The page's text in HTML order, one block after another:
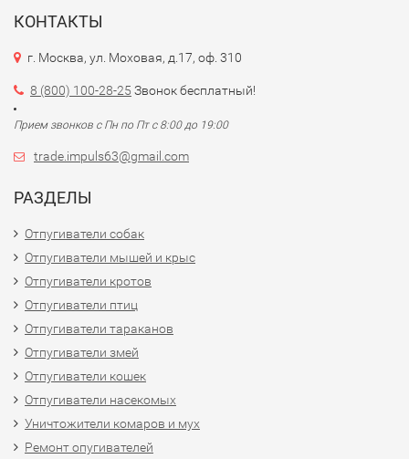
КОНТАКТЫ
г. Москва, ул. Моховая, д.17, оф. 310
8 (800) 100-28-25 Звонок бесплатный!
Прием звонков с Пн по Пт с 8:00 до 19:00
trade.impuls63@gmail.com
РАЗДЕЛЫ
Отпугиватели собак
Отпугиватели мышей и крыс
Отпугиватели кротов
Отпугиватели птиц
Отпугиватели тараканов
Отпугиватели змей
Отпугиватели кошек
Отпугиватели насекомых
Уничтожители комаров и мух
Ремонт опугивателей